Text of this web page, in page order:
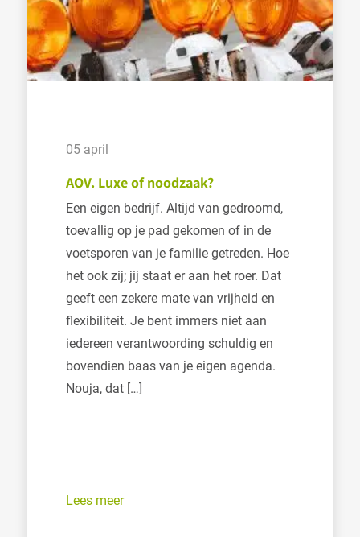
05 april
AOV. Luxe of noodzaak?
Een eigen bedrijf. Altijd van gedroomd,
toevallig op je pad gekomen of in de
voetsporen van je familie getreden. Hoe
het ook zij; jij staat er aan het roer. Dat
geeft een zekere mate van vrijheid en
flexibiliteit. Je bent immers niet aan
iedereen verantwoording schuldig en
bovendien baas van je eigen agenda.
Nouja, dat […]
Lees meer